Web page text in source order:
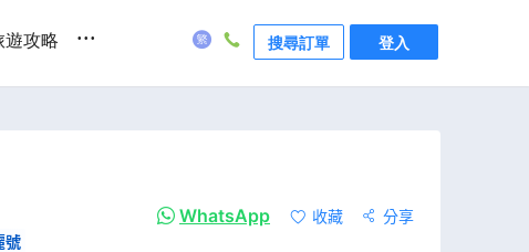
遊攻略 ... 搜尋訂單 登入
WhatsApp 收藏
分享
號